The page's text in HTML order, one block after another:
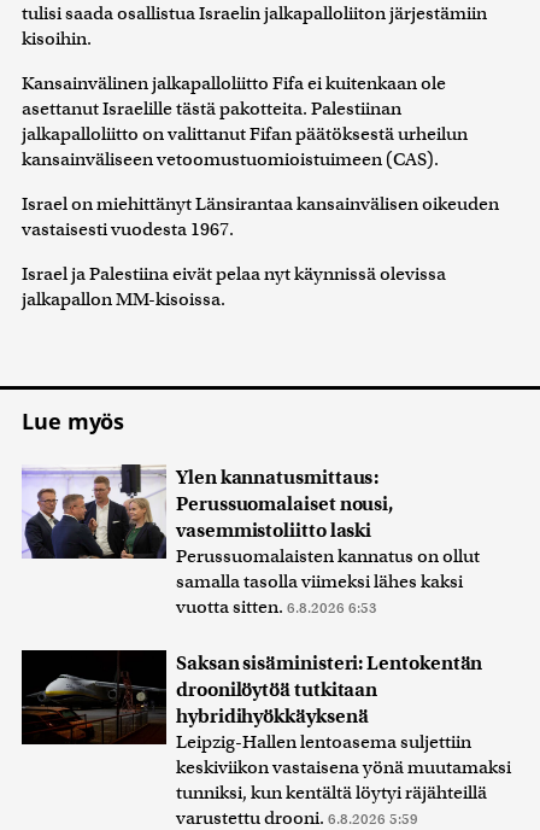
tulisi saada osallistua Israelin jalkapalloliiton järjestämiin
kisoihin.
Kansainvälinen jalkapalloliitto Fifa ei kuitenkaan ole
asettanut Israelille tästä pakotteita. Palestiinan
jalkapalloliitto on valittanut Fifan päätöksestä urheilun
kansainväliseen vetoomustuomioistuimeen (CAS).
Israel on miehittänyt Länsirantaa kansainvälisen oikeuden
vastaisesti vuodesta 1967.
Israel ja Palestiina eivät pelaa nyt käynnissä olevissa
jalkapallon MM-kisoissa.
Lue myös
Ylen kannatusmittaus:
Perussuomalaiset nousi,
vasemmistoliitto laski
Perussuomalaisten kannatus on ollut
samalla tasolla viimeksi lähes kaksi
vuotta sitten. 6.8.2026 6:53
Saksan sisäministeri: Lentokentän
droonilöytöä tutkitaan
hybridihyökkäyksenä
Leipzig-Hallen lentoasema suljettiin
keskiviikon vastaisena yönä muutamaksi
tunniksi, kun kentältä löytyi räjähteillä
varustettu drooni. 6.8.2026 5:59